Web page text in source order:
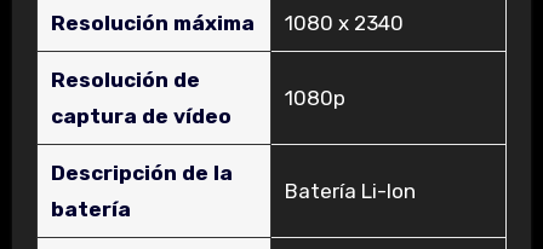
Resolución máxima ‎1080 x 2340
Resolución de
captura de vídeo
‎1080p
Descripción de la
batería
‎Batería Li-Ion